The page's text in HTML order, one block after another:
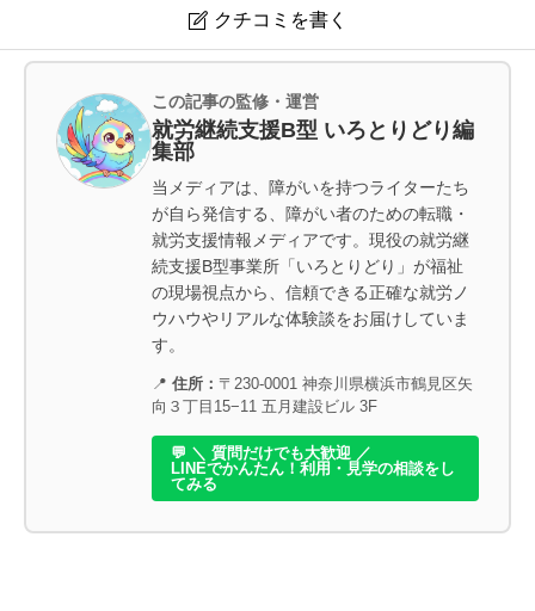
 クチコミを書く
お名前 必須
スタッフの対応 必須
星の数をお選びください 
この記事の監修・運営
就労継続支援B型 いろとりどり編
集部
当メディアは、障がいを持つライターたち
が自ら発信する、障がい者のための転職・
就労支援情報メディアです。現役の就労継
続支援B型事業所「いろとりどり」が福祉
の現場視点から、信頼できる正確な就労ノ
ウハウやリアルな体験談をお届けしていま
す。
📍 住所： 〒230-0001 神奈川県横浜市鶴見区矢
向３丁目15−11 五月建設ビル 3F
💬 ＼ 質問だけでも大歓迎 ／
LINEでかんたん！利用・見学の相談をし
てみる